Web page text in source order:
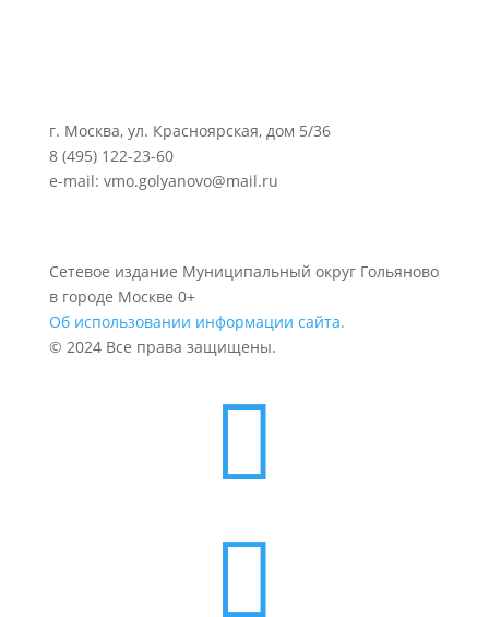
г. Москва, ул. Красноярская, дом 5/36
8 (495) 122-23-60
e-mail: vmo.golyanovo@mail.ru
Сетевое издание Муниципальный округ Гольяново
в городе Москве 0+
Об использовании информации сайта.
© 2024 Все права защищены.

